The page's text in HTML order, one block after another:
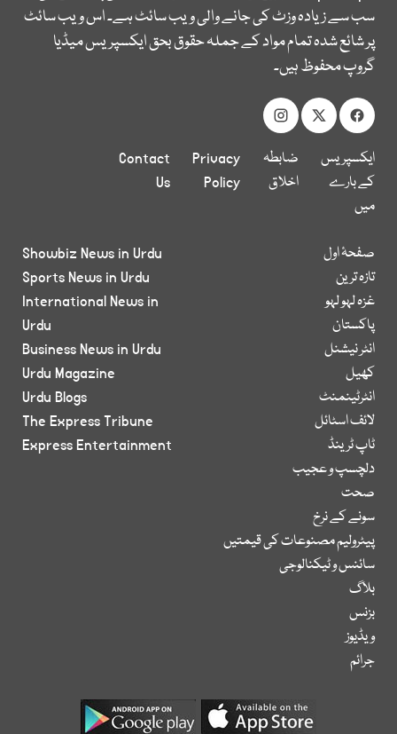
سب سے زیادہ وزٹ کی جانے والی ویب سائٹ ہے۔ اس ویب سائٹ
پر شائع شدہ تمام مواد کے جملہ حقوق بحق ایکسپریس میڈیا
گروپ محفوظ ہیں۔
ایکسپریس
کے بارے
میں
ضابطہ
اخلاق
Privacy
Policy
Contact
Us
صفحۂ اول
تازہ ترین
غزہ لہو لہو
پاکستان
انٹر نیشنل
کھیل
انٹرٹینمنٹ
لائف اسٹائل
ٹاپ ٹرینڈ
دلچسپ و عجیب
صحت
سونے کے نرخ
پیٹرولیم مصنوعات کی قیمتیں
سائنس و ٹیکنالوجی
بلاگ
بزنس
ویڈیوز
جرائم
Showbiz News in Urdu
Sports News in Urdu
International News in
Urdu
Business News in Urdu
Urdu Magazine
Urdu Blogs
The Express Tribune
Express Entertainment